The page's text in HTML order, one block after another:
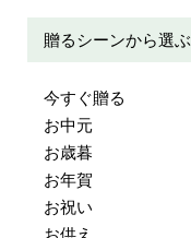
贈るシーンから選ぶ
今すぐ贈る
お中元
お歳暮
お年賀
お祝い
お供え